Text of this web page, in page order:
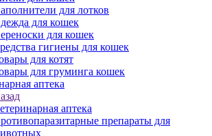
для лотков
для кошек
для кошек
гигиены для кошек
для котят
для груминга кошек
аптека
аптека
препараты для